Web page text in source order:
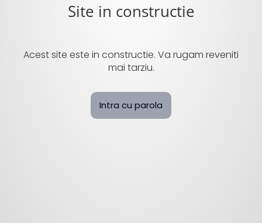
Site in constructie
Acest site este in constructie. Va rugam reveniti
mai tarziu.
Intra cu parola